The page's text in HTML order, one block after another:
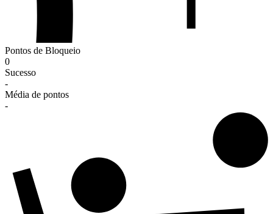
Pontos de Bloqueio
0
Sucesso
-
Média de pontos
-